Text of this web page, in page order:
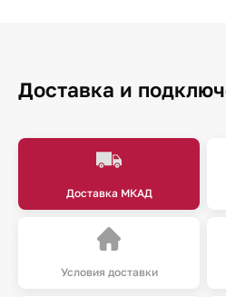
Доставка и
Доставка МКАД
Условия доставки